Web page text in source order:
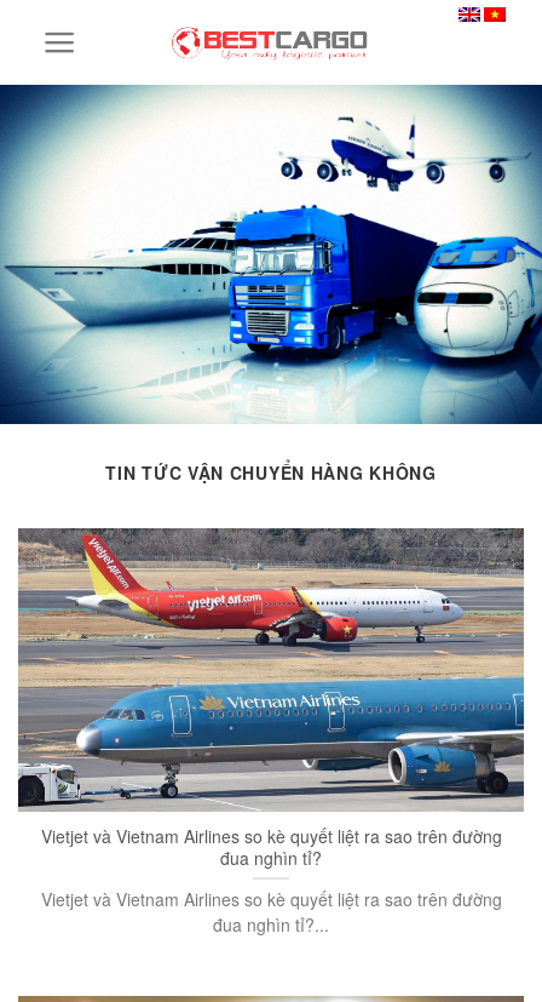
TIN TỨC VẬN CHUYỂN HÀNG KHÔNG
Vietjet và Vietnam Airlines so kè quyết liệt ra sao trên đường
đua nghìn tỉ?
Vietjet và Vietnam Airlines so kè quyết liệt ra sao trên đường
đua nghìn tỉ?...